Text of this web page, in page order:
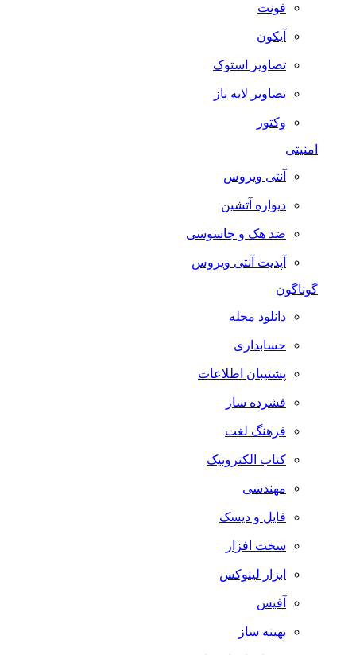
فونت
آیکون
تصاویر استوک
تصاویر لایه باز
وکتور
امنیتی
آنتی ویروس
دیواره آتشین
ضد هک و جاسوسی
آپدیت آنتی ویروس
گوناگون
دانلود مجله
حسابداری
پشتیبان اطلاعات
فشرده ساز
فرهنگ لغت
کتاب الکترونیک
مهندسی
فایل و دیسک
سخت افزار
ابزار لینوکس
آفیس
بهینه ساز